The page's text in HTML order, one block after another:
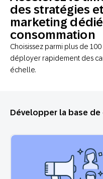
des stratégies
marketing
consommation
Choisissez parmi plus de
déployer rapidement des
échelle.
Développer la base